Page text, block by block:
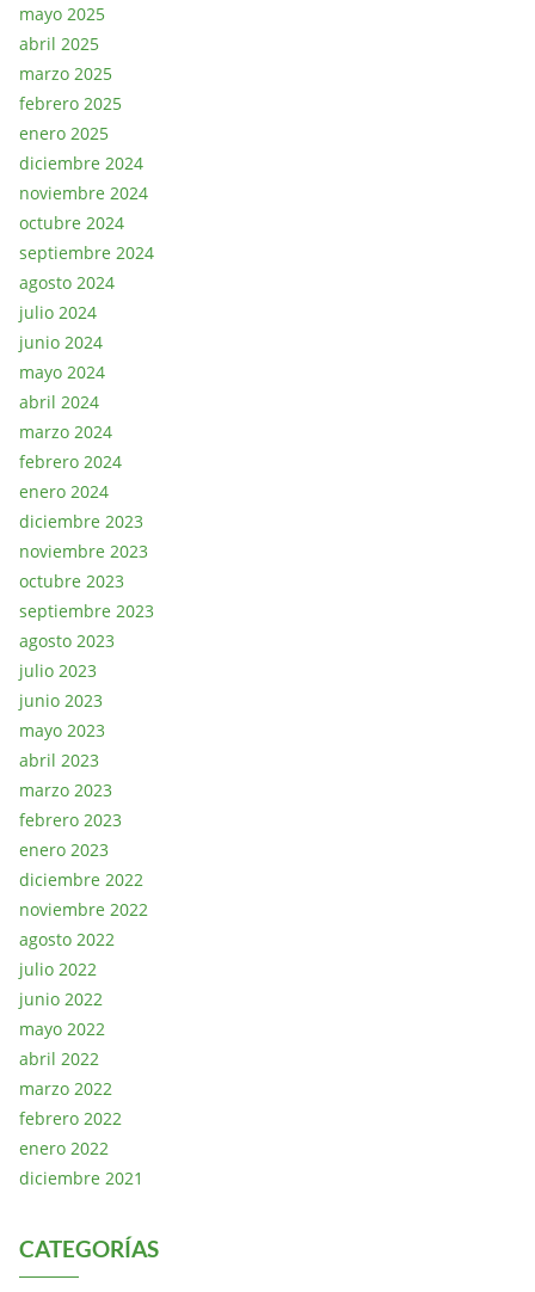
mayo 2025
abril 2025
marzo 2025
febrero 2025
enero 2025
diciembre 2024
noviembre 2024
octubre 2024
septiembre 2024
agosto 2024
julio 2024
junio 2024
mayo 2024
abril 2024
marzo 2024
febrero 2024
enero 2024
diciembre 2023
noviembre 2023
octubre 2023
septiembre 2023
agosto 2023
julio 2023
junio 2023
mayo 2023
abril 2023
marzo 2023
febrero 2023
enero 2023
diciembre 2022
noviembre 2022
agosto 2022
julio 2022
junio 2022
mayo 2022
abril 2022
marzo 2022
febrero 2022
enero 2022
diciembre 2021
CATEGORÍAS